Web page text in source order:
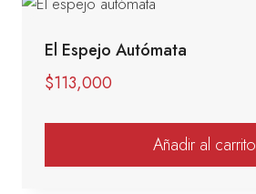
El Espejo Autómata
$113,000
Añadir al carrito